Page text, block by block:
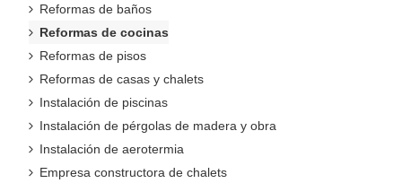
Reformas de baños
Reformas de cocinas
Reformas de pisos
Reformas de casas y chalets
Instalación de piscinas
Instalación de pérgolas de madera y obra
Instalación de aerotermia
Empresa constructora de chalets